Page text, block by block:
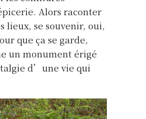
Alors raconter
lieux, se souvenir, oui,
que ça se garde,
un monument érigé
d’une vie qui